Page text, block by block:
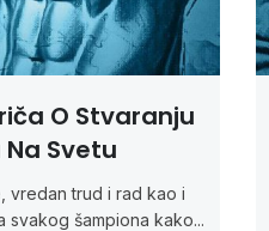
O Stvaranju
Svetu
vredan trud i rad kao i
svakog šampiona kako...